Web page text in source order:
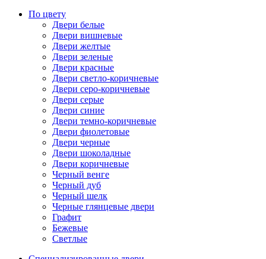
По цвету
Двери белые
Двери вишневые
Двери желтые
Двери зеленые
Двери красные
Двери светло-коричневые
Двери серо-коричневые
Двери серые
Двери синие
Двери темно-коричневые
Двери фиолетовые
Двери черные
Двери шоколадные
Двери коричневые
Черный венге
Черный дуб
Черный шелк
Черные глянцевые двери
Графит
Бежевые
Светлые